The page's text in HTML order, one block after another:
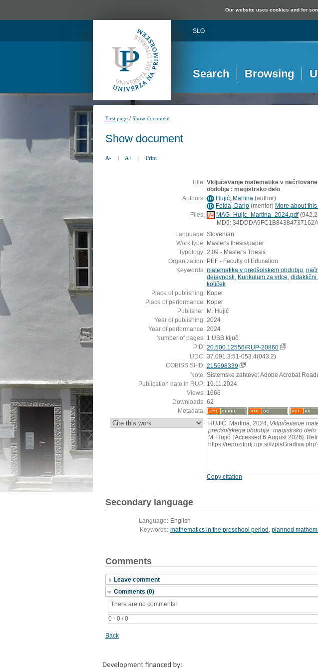
Our website uses cookies and for
SLO
Search Browsing
First page /Show document
Show document
A- | A+ | Print
Title: Vključevanje matematike v
obdobja : magistrsko delo
Authors: ID Hujić, Martina (author)
ID Felda, Darjo (mentor) More about this
Files:
MAG_Hujic_Martina_2024.pdf
MD5:
Language: Slovenian
Work type: Master's thesis/paper
Typology: 2.09 - Master's Thesis
Organization: PEF - Faculty of Education
Keywords: matematika v predšolskem obdobju
dejavnosti Kurikulum za vrtce didaktični
kotiček
Place of publishing: Koper
Place of performance: Koper
Publisher: M. Hujić
Year of publishing: 2024
Year of performance: 2024
Number of pages: 1 USB ključ
PID: 20.500.12556/RUP-20860
UDC: 37.091.3:51-053.4(043.2)
COBISS.SI-ID: 215598339
Note: Sistemske zahteve: Adobe Acrobat
Publication date in RUP: 19.11.2024
Views: 1666
Downloads: 62
Metadata:
: HUJIĆ, Martina, 2024, Vključevanje
predšolskega obdobja : magistrsko delo
M. Hujić. [Accessed 6 August 2026].
https://repozitorij.upr.si/
Copy citation
Secondary language
Language: English
Keywords: mathematics in the preschool period , planned
Comments
Leave comment
Comments (0)
0 - 0 / 0
There are no comments!
Back